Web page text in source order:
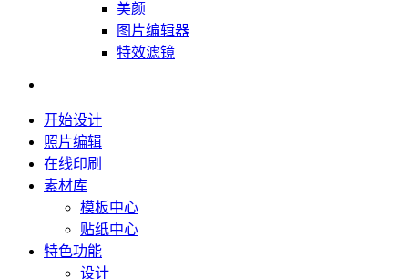
美颜
图片编辑器
特效滤镜
开始设计
照片编辑
在线印刷
素材库
模板中心
贴纸中心
特色功能
设计